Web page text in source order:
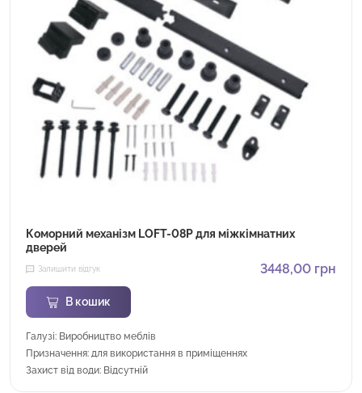
Коморний механізм LOFT-08Р для міжкімнатних
дверей
Залишити відгук 3448,00 грн
В кошик
Галузі: Виробництво меблів
Призначення: для використання в приміщеннях
Захист від води: Відсутній